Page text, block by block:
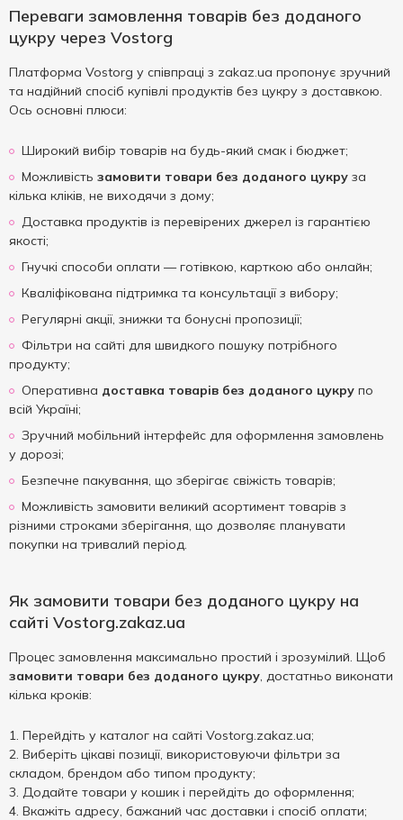
Переваги замовлення товарів без доданого
цукру через Vostorg
Платформа Vostorg у співпраці з zakaz.ua пропонує зручний
та надійний спосіб купівлі продуктів без цукру з доставкою.
Ось основні плюси:
Широкий вибір товарів на будь-який смак і бюджет;
Можливість замовити товари без доданого цукру за
кілька кліків, не виходячи з дому;
Доставка продуктів із перевірених джерел із гарантією
якості;
Гнучкі способи оплати — готівкою, карткою або онлайн;
Кваліфікована підтримка та консультації з вибору;
Регулярні акції, знижки та бонусні пропозиції;
Фільтри на сайті для швидкого пошуку потрібного
продукту;
Оперативна доставка товарів без доданого цукру по
всій Україні;
Зручний мобільний інтерфейс для оформлення замовлень
у дорозі;
Безпечне пакування, що зберігає свіжість товарів;
Можливість замовити великий асортимент товарів з
різними строками зберігання, що дозволяє планувати
покупки на тривалий період.
Як замовити товари без доданого цукру на
сайті Vostorg.zakaz.ua
Процес замовлення максимально простий і зрозумілий. Щоб
замовити товари без доданого цукру, достатньо виконати
кілька кроків:
Перейдіть у каталог на сайті Vostorg.zakaz.ua;
Виберіть цікаві позиції, використовуючи фільтри за
складом, брендом або типом продукту;
Додайте товари у кошик і перейдіть до оформлення;
Вкажіть адресу, бажаний час доставки і спосіб оплати;